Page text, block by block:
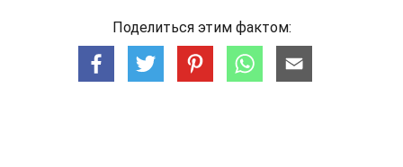
Поделиться этим фактом: